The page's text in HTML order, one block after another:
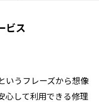
ビス
いうフレーズから想像
心して利用できる修理